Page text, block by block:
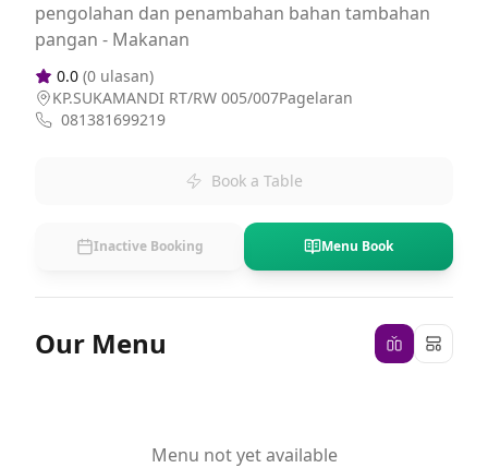
pengolahan dan penambahan bahan tambahan
pangan - Makanan
0.0 (0 ulasan)
KP.SUKAMANDI RT/RW 005/007Pagelaran
081381699219
Book a Table
Inactive Booking Menu Book
Our Menu
Menu not yet available